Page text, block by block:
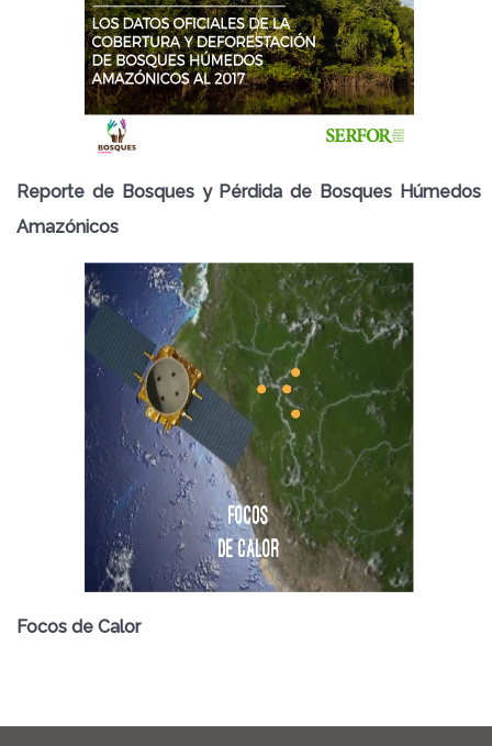
Reporte de Bosques y Pérdida de Bosques Húmedos
Amazónicos
Focos de Calor